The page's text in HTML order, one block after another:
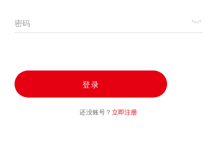
密码
登录
还没账号？ 立即注册